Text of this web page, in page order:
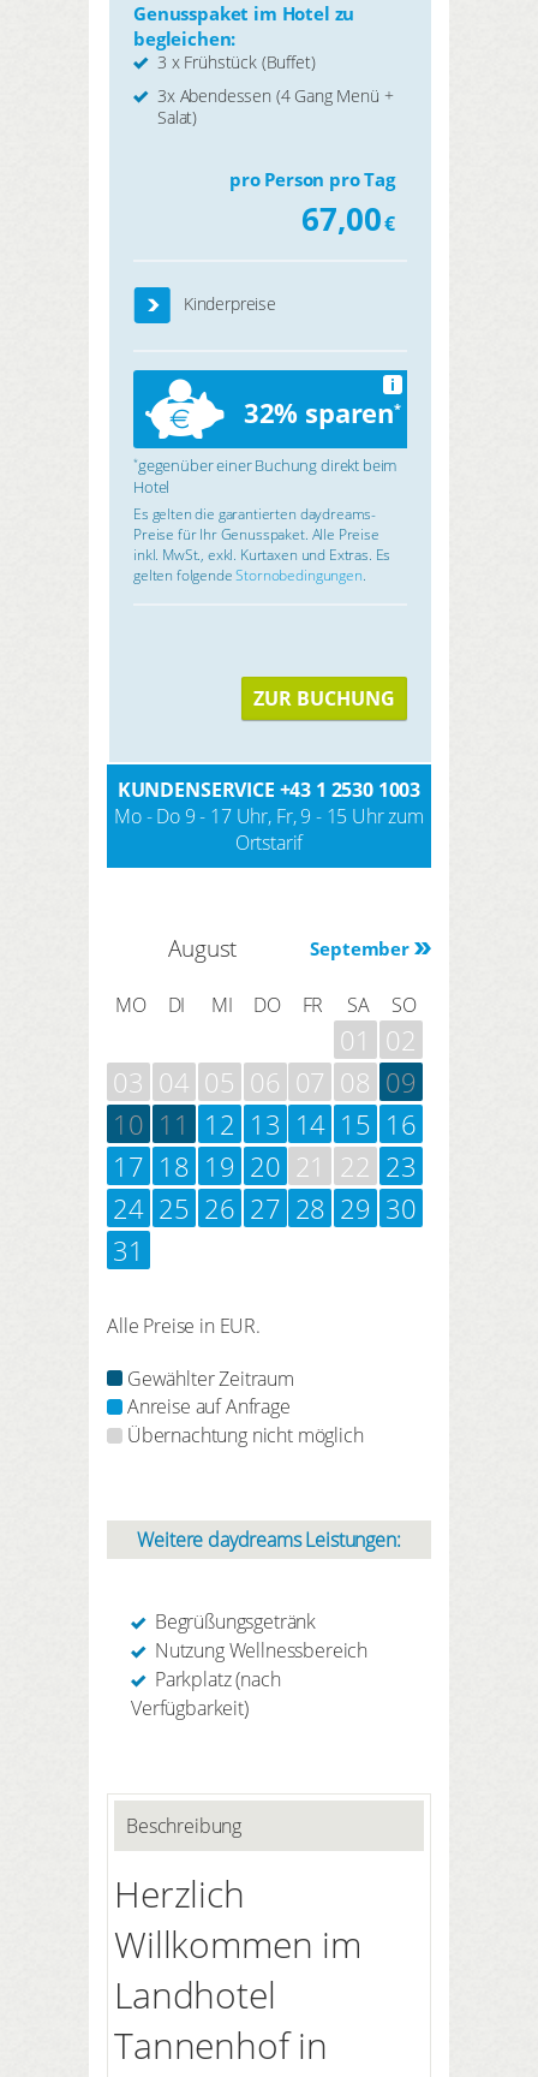
Genusspaket im Hotel zu
begleichen:
3 x Frühstück (Buffet)
3x Abendessen (4 Gang Menü +
Salat)
pro Person pro Tag
67,00€
Kinderpreise
32% sparen*
i
*gegenüber einer Buchung direkt beim
Hotel
Es gelten die garantierten daydreams-
Preise für Ihr Genusspaket. Alle Preise
inkl. MwSt., exkl. Kurtaxen und Extras. Es
gelten folgendeStornobedingungen.
ZUR BUCHUNG
KUNDENSERVICE +43 1 2530 1003
Mo - Do 9 - 17 Uhr, Fr, 9 - 15 Uhr zum
Ortstarif
September
August
MO DI MI DO FR SA SO
01
02
03 04 05 06 07 08 09
10 11 12 13 14 15 16
17 18 19 20 21 22 23
24 25 26 27 28 29 30
31
Alle Preise in EUR.
Gewählter Zeitraum
Anreise auf Anfrage
Übernachtung nicht möglich
Weitere daydreams Leistungen:
Begrüßungsgetränk
Nutzung Wellnessbereich
Parkplatz (nach
Verfügbarkeit)
Beschreibung
Herzlich
Willkommen im
Landhotel
Tannenhof in